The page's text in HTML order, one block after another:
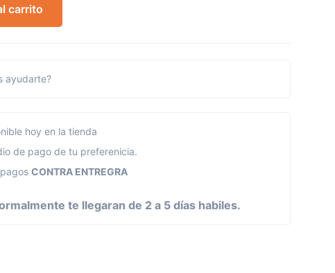
carrito
ayudarte?
hoy en la tienda
de pago de tu preferenicia.
CONTRA ENTREGRA
te llegaran de 2 a 5 días habiles.